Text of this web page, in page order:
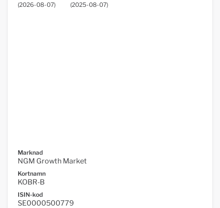
(2026-08-07) (2025-08-07)
Marknad
NGM Growth Market
Kortnamn
KOBR-B
ISIN-kod
SE0000500779